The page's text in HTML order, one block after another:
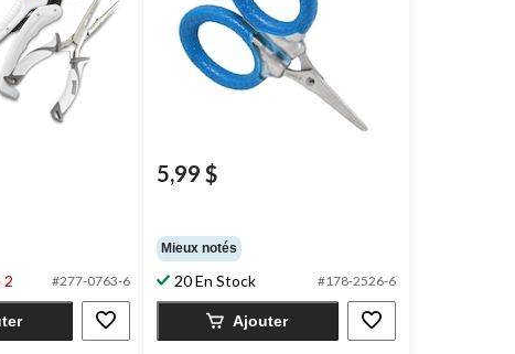
2 #277-0763-6
5,99 $
Mieux notés
20 En Stock #178-2526-6
Ajouter